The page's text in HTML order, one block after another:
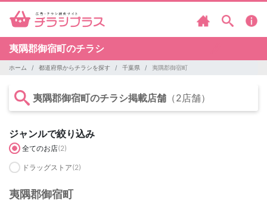
夷隅郡御宿町のチラシ
ホーム 都道府県からチラシを探す 千葉県 夷隅郡御宿町
夷隅郡御宿町のチラシ掲載店舗 （2店舗）
ジャンルで絞り込み
全てのお店(2)
ドラッグストア(2)
夷隅郡御宿町